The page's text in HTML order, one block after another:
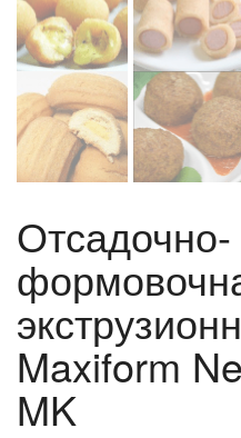
Отсадочно-
Maxiform
MK